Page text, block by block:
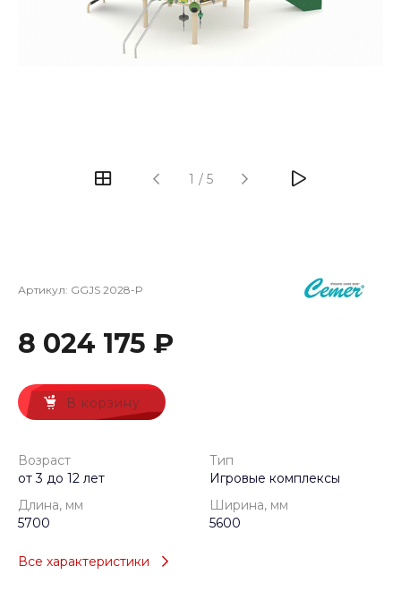
1 / 5
Артикул: GGJS 2028-P
8 024 175 ₽
В корзину
Возраст
от 3 до 12 лет
Тип
Игровые комплексы
Длина, мм
5700
Ширина, мм
5600
Все характеристики